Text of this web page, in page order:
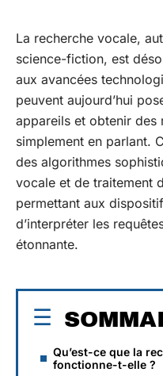
La recherche vocale,
science-fiction, est
aux avancées
peuvent aujourd’hui
appareils et obtenir des
simplement en parlant.
des algorithmes
vocale et de traitement
permettant aux
d’interpréter les
étonnante.
Qu’est-ce que la
fonctionne-t-elle ?